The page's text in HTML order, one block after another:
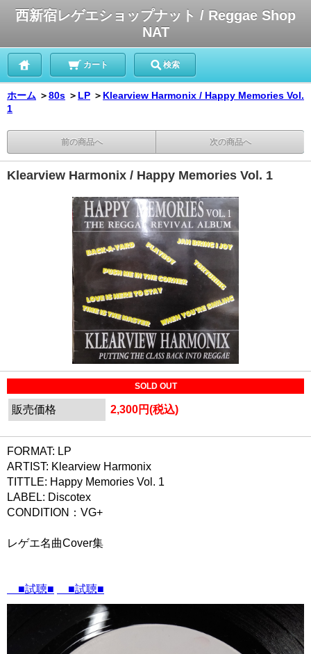
西新宿レゲエショップナット / Reggae Shop
NAT
カート 検索
ホーム ＞80s ＞ LP ＞ Klearview Harmonix / Happy Memories Vol.
1
前の商品へ 次の商品へ
Klearview Harmonix / Happy Memories Vol. 1
SOLD OUT
販売価格 2,300円(税込)
FORMAT: LP
ARTIST: Klearview Harmonix
TITTLE: Happy Memories Vol. 1
LABEL: Discotex
CONDITION：VG+
レゲエ名曲Cover集
■試聴■ ■試聴■